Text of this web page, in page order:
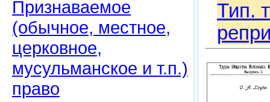
Признаваемое
(обычное, местное,
церковное,
мусульманское и т.п.)
право
Тип.